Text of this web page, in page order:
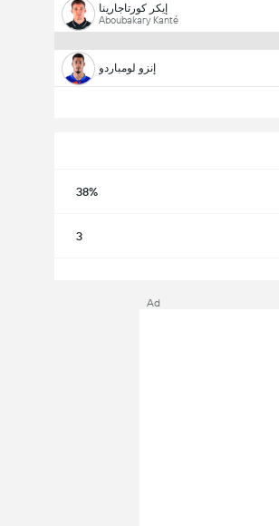
إيكر كورتاجارينا
Aboubakary Kanté
إنزو لومباردو
38%
3
Ad